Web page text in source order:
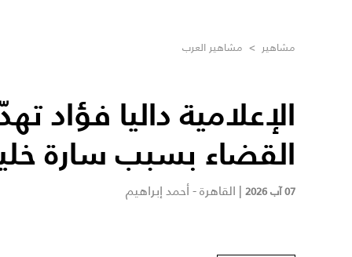
مشاهير > مشاهير العرب
الإعلامية داليا فؤاد
القضاء بسبب سارة
07 آب 2026 | القاهرة - أحمد إبراهيم